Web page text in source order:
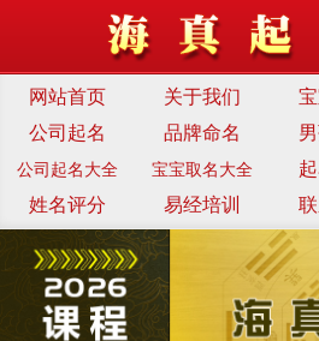
网站首页 关于我们
公司起名
品牌命名
公司起名大全 宝宝取名大全
姓名评分
易经培训